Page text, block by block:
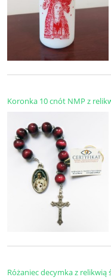
Koronka 10 cnót NMP z
Różaniec decymka z relikwią